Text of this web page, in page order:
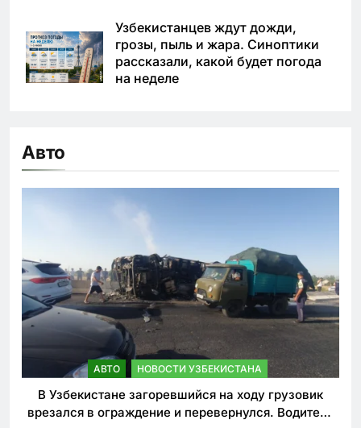
Узбекистанцев ждут дожди,
грозы, пыль и жара. Синоптики
рассказали, какой будет погода
на неделе
Авто
АВТО НОВОСТИ УЗБЕКИСТАНА
В Узбекистане загоревшийся на ходу грузовик
врезался в ограждение и перевернулся. Водитель